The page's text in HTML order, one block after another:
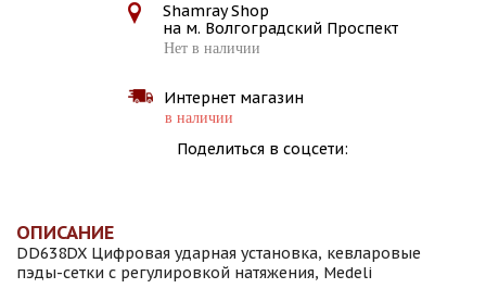
Shamray Shop
на м. Волгоградский Проспект
Нет в наличии
Интернет магазин
в наличии
Поделиться в соцсети:
ОПИСАНИЕ
DD638DX Цифровая ударная установка, кевларовые
пэды-сетки с регулировкой натяжения, Medeli